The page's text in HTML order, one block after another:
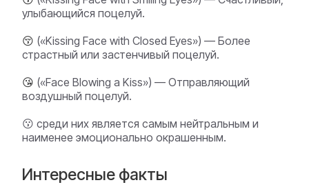
улыбающийся поцелуй.
😚 («Kissing Face with Closed Eyes») — Более
страстный или застенчивый поцелуй.
😘 («Face Blowing a Kiss») — Отправляющий
воздушный поцелуй.
😗 среди них является самым нейтральным и
наименее эмоционально окрашенным.
Интересные факты